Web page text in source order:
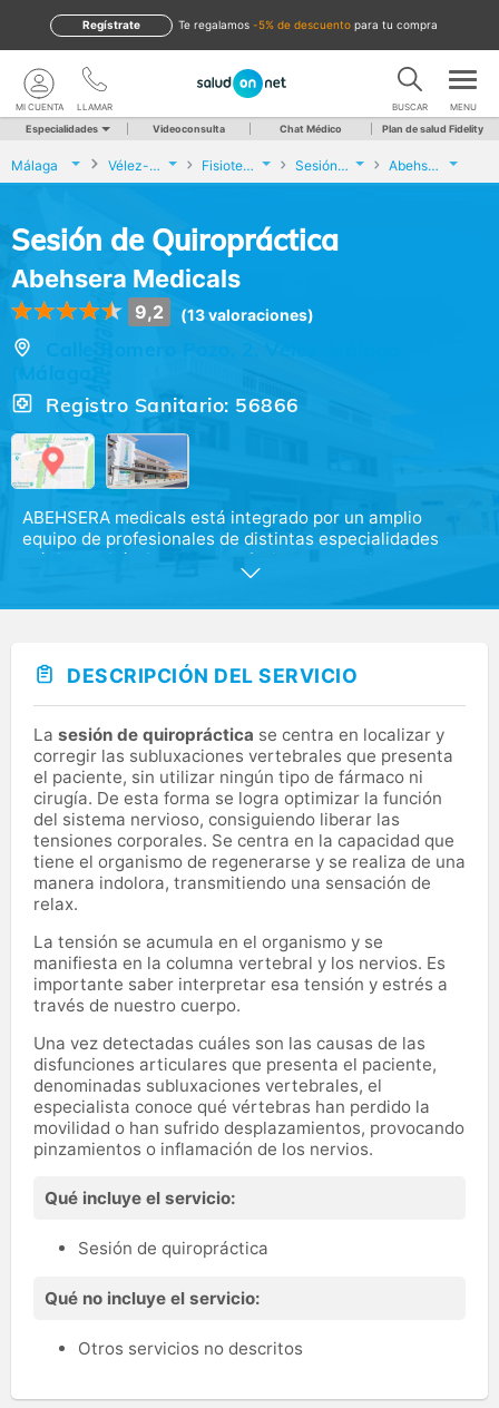
te regalamos -5% de descuento para tu compra
Regístrate
LLAMAR
MI CUENTA BUSCAR MENU
Especialidades Videoconsulta Chat Médico Plan de salud Fidelity
Málaga Vélez-Málaga Fisioterapia Sesión de Quiropráctica Abehsera Medicals
Sesión de Quiropráctica
Abehsera Medicals
9,2 (13 valoraciones)
Calle Romero Pozo, 2, Vélez-Málaga
(Málaga)
Registro Sanitario: 56866
ABEHSERA medicals está integrado por un amplio
equipo de profesionales de distintas especialidades
médico-quirúrgicas. Los profesionales que integran
nuestro cuadro médico tienen como objetivo abarcar las
especializados en las diferentes técnicas y tratamientos
vinculados a la propia especialidad, siempre en continua
formación y reciclaje mediante la participación activa en
congresos y eventos del sector.
DESCRIPCIÓN DEL SERVICIO
La sesión de quiropráctica se centra en localizar y
corregir las subluxaciones vertebrales que presenta
el paciente, sin utilizar ningún tipo de fármaco ni
cirugía. De esta forma se logra optimizar la función
del sistema nervioso, consiguiendo liberar las
tensiones corporales. Se centra en la capacidad que
tiene el organismo de regenerarse y se realiza de una
manera indolora, transmitiendo una sensación de
relax.
La tensión se acumula en el organismo y se
manifiesta en la columna vertebral y los nervios. Es
importante saber interpretar esa tensión y estrés a
través de nuestro cuerpo.
Una vez detectadas cuáles son las causas de las
disfunciones articulares que presenta el paciente,
denominadas subluxaciones vertebrales, el
especialista conoce qué vértebras han perdido la
movilidad o han sufrido desplazamientos, provocando
pinzamientos o inflamación de los nervios.
Qué incluye el servicio:
Sesión de quiropráctica
Qué no incluye el servicio:
Otros servicios no descritos